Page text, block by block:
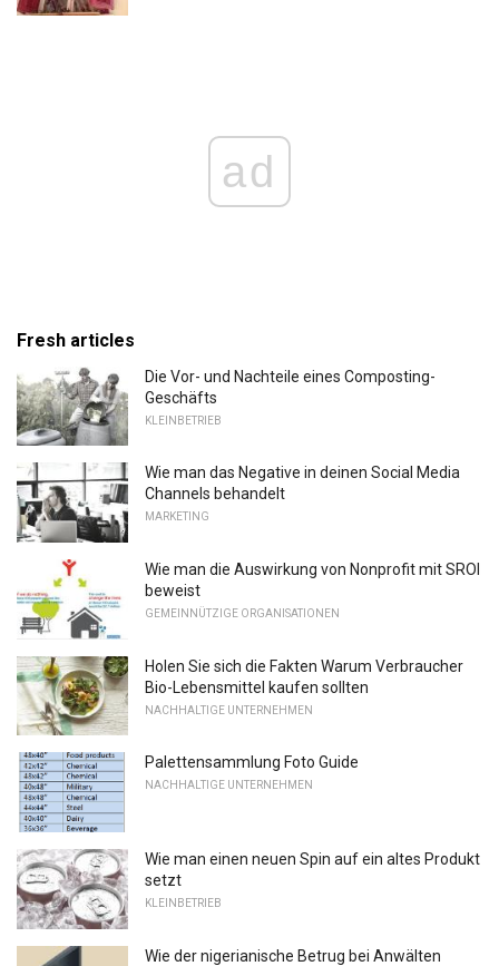
ad
Fresh articles
Die Vor- und Nachteile eines Composting-
Geschäfts
KLEINBETRIEB
Wie man das Negative in deinen Social Media
Channels behandelt
MARKETING
Wie man die Auswirkung von Nonprofit mit SROI
beweist
GEMEINNÜTZIGE ORGANISATIONEN
Holen Sie sich die Fakten Warum Verbraucher
Bio-Lebensmittel kaufen sollten
NACHHALTIGE UNTERNEHMEN
Palettensammlung Foto Guide
NACHHALTIGE UNTERNEHMEN
Wie man einen neuen Spin auf ein altes Produkt
setzt
KLEINBETRIEB
Wie der nigerianische Betrug bei Anwälten